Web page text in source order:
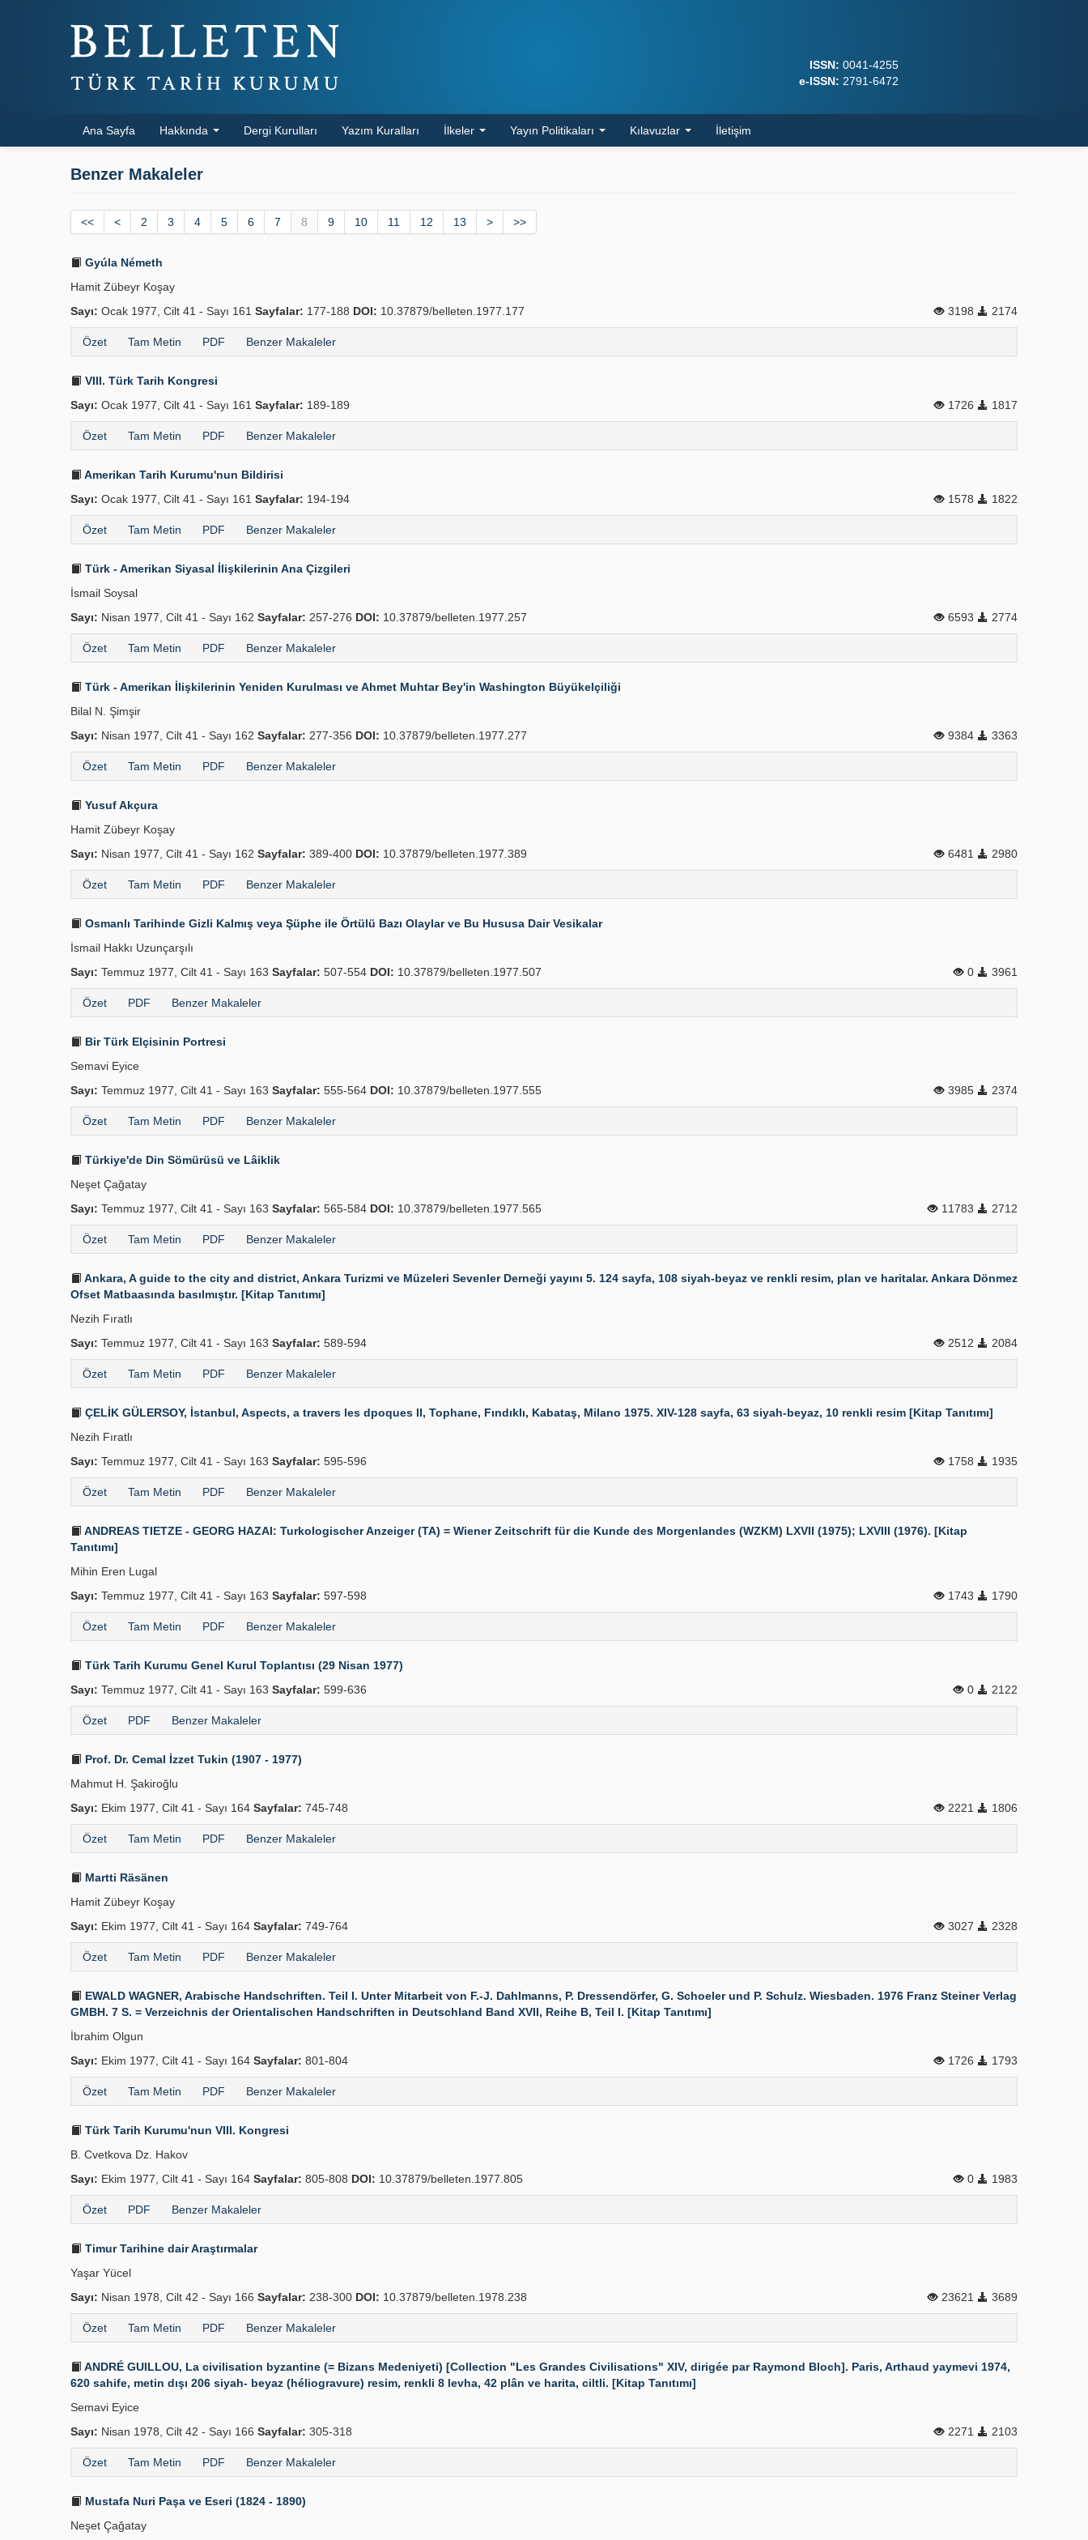
ISSN: 0041-4255
e-ISSN: 2791-6472
Ana Sayfa Hakkında Dergi Kurulları Yazım Kuralları İlkeler Yayın Politikaları Kılavuzlar İletişim
Benzer Makaleler
<< < 2 3 4 5 6 7 8 9 10 11 12 13 > >>
Gyúla Németh
Hamit Zübeyr Koşay
Sayı: Ocak 1977, Cilt 41 - Sayı 161 Sayfalar: 177-188 DOI: 10.37879/belleten.1977.177 3198 2174
Özet Tam Metin PDF Benzer Makaleler
VIII. Türk Tarih Kongresi
Sayı: Ocak 1977, Cilt 41 - Sayı 161 Sayfalar: 189-189 1726 1817
Özet Tam Metin PDF Benzer Makaleler
Amerikan Tarih Kurumu'nun Bildirisi
Sayı: Ocak 1977, Cilt 41 - Sayı 161 Sayfalar: 194-194 1578 1822
Özet Tam Metin PDF Benzer Makaleler
Türk - Amerikan Siyasal İlişkilerinin Ana Çizgileri
İsmail Soysal
Sayı: Nisan 1977, Cilt 41 - Sayı 162 Sayfalar: 257-276 DOI: 10.37879/belleten.1977.257 6593 2774
Özet Tam Metin PDF Benzer Makaleler
Türk - Amerikan İlişkilerinin Yeniden Kurulması ve Ahmet Muhtar Bey'in Washington Büyükelçiliği
Bilal N. Şimşir
Sayı: Nisan 1977, Cilt 41 - Sayı 162 Sayfalar: 277-356 DOI: 10.37879/belleten.1977.277 9384 3363
Özet Tam Metin PDF Benzer Makaleler
Yusuf Akçura
Hamit Zübeyr Koşay
Sayı: Nisan 1977, Cilt 41 - Sayı 162 Sayfalar: 389-400 DOI: 10.37879/belleten.1977.389 6481 2980
Özet Tam Metin PDF Benzer Makaleler
Osmanlı Tarihinde Gizli Kalmış veya Şüphe ile Örtülü Bazı Olaylar ve Bu Hususa Dair Vesikalar
İsmail Hakkı Uzunçarşılı
Sayı: Temmuz 1977, Cilt 41 - Sayı 163 Sayfalar: 507-554 DOI: 10.37879/belleten.1977.507 0 3961
Özet PDF Benzer Makaleler
Bir Türk Elçisinin Portresi
Semavi Eyice
Sayı: Temmuz 1977, Cilt 41 - Sayı 163 Sayfalar: 555-564 DOI: 10.37879/belleten.1977.555 3985 2374
Özet Tam Metin PDF Benzer Makaleler
Türkiye'de Din Sömürüsü ve Lâiklik
Neşet Çağatay
Sayı: Temmuz 1977, Cilt 41 - Sayı 163 Sayfalar: 565-584 DOI: 10.37879/belleten.1977.565 11783 2712
Özet Tam Metin PDF Benzer Makaleler
Ankara, A guide to the city and district, Ankara Turizmi ve Müzeleri Sevenler Derneği yayını 5. 124 sayfa, 108 siyah-beyaz ve renkli resim, plan ve haritalar. Ankara Dönmez
Ofset Matbaasında basılmıştır. [Kitap Tanıtımı]
Nezih Fıratlı
Sayı: Temmuz 1977, Cilt 41 - Sayı 163 Sayfalar: 589-594 2512 2084
Özet Tam Metin PDF Benzer Makaleler
ÇELİK GÜLERSOY, İstanbul, Aspects, a travers les dpoques II, Tophane, Fındıklı, Kabataş, Milano 1975. XIV-128 sayfa, 63 siyah-beyaz, 10 renkli resim [Kitap Tanıtımı]
Nezih Fıratlı
Sayı: Temmuz 1977, Cilt 41 - Sayı 163 Sayfalar: 595-596 1758 1935
Özet Tam Metin PDF Benzer Makaleler
ANDREAS TIETZE - GEORG HAZAI: Turkologischer Anzeiger (TA) = Wiener Zeitschrift für die Kunde des Morgenlandes (WZKM) LXVII (1975); LXVIII (1976). [Kitap
Tanıtımı]
Mihin Eren Lugal
Sayı: Temmuz 1977, Cilt 41 - Sayı 163 Sayfalar: 597-598 1743 1790
Özet Tam Metin PDF Benzer Makaleler
Türk Tarih Kurumu Genel Kurul Toplantısı (29 Nisan 1977)
Sayı: Temmuz 1977, Cilt 41 - Sayı 163 Sayfalar: 599-636 0 2122
Özet PDF Benzer Makaleler
Prof. Dr. Cemal İzzet Tukin (1907 - 1977)
Mahmut H. Şakiroğlu
Sayı: Ekim 1977, Cilt 41 - Sayı 164 Sayfalar: 745-748 2221 1806
Özet Tam Metin PDF Benzer Makaleler
Martti Räsänen
Hamit Zübeyr Koşay
Sayı: Ekim 1977, Cilt 41 - Sayı 164 Sayfalar: 749-764 3027 2328
Özet Tam Metin PDF Benzer Makaleler
EWALD WAGNER, Arabische Handschriften. Teil I. Unter Mitarbeit von F.-J. Dahlmanns, P. Dressendörfer, G. Schoeler und P. Schulz. Wiesbaden. 1976 Franz Steiner Verlag
GMBH. 7 S. = Verzeichnis der Orientalischen Handschriften in Deutschland Band XVII, Reihe B, Teil I. [Kitap Tanıtımı]
İbrahim Olgun
Sayı: Ekim 1977, Cilt 41 - Sayı 164 Sayfalar: 801-804 1726 1793
Özet Tam Metin PDF Benzer Makaleler
Türk Tarih Kurumu'nun VIII. Kongresi
B. Cvetkova Dz. Hakov
Sayı: Ekim 1977, Cilt 41 - Sayı 164 Sayfalar: 805-808 DOI: 10.37879/belleten.1977.805 0 1983
Özet PDF Benzer Makaleler
Timur Tarihine dair Araştırmalar
Yaşar Yücel
Sayı: Nisan 1978, Cilt 42 - Sayı 166 Sayfalar: 238-300 DOI: 10.37879/belleten.1978.238 23621 3689
Özet Tam Metin PDF Benzer Makaleler
ANDRÉ GUILLOU, La civilisation byzantine (= Bizans Medeniyeti) [Collection "Les Grandes Civilisations" XIV, dirigée par Raymond Bloch]. Paris, Arthaud yaymevi 1974,
620 sahife, metin dışı 206 siyah- beyaz (héliogravure) resim, renkli 8 levha, 42 plân ve harita, ciltli. [Kitap Tanıtımı]
Semavi Eyice
Sayı: Nisan 1978, Cilt 42 - Sayı 166 Sayfalar: 305-318 2271 2103
Özet Tam Metin PDF Benzer Makaleler
Mustafa Nuri Paşa ve Eseri (1824 - 1890)
Neşet Çağatay